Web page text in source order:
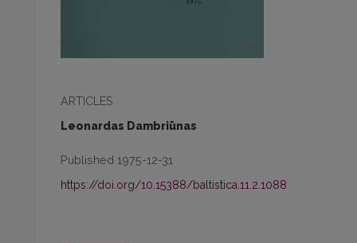
ARTICLES
Leonardas Dambriūnas
Published 1975-12-31
https://doi.org/10.15388/baltistica.11.2.1088